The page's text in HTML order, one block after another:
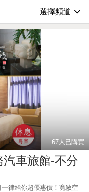
選擇頻道
67人已購買
汽車旅館-不分
律給你超優惠價！寬敞空